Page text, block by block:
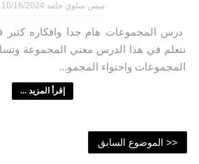
ميس سلوي حامد 10/16/2024
درس المجموعات هام جدا وافكاره كثير
نتعلم في هذا الدرس معني المجموعة
المجموعات واحتواء المجمو...
إقرأ المزيد ...
<< الموضوع السابق